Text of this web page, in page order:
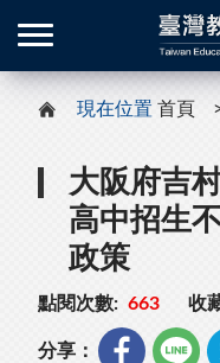
現在位置 首頁
大阪府吉
高中招生
政策
點閱次數: 663 收
分享：